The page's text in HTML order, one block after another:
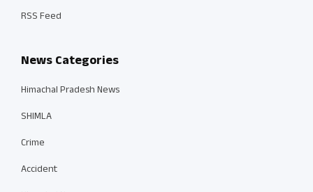
RSS Feed
News Categories
Himachal Pradesh News
SHIMLA
Crime
Accident